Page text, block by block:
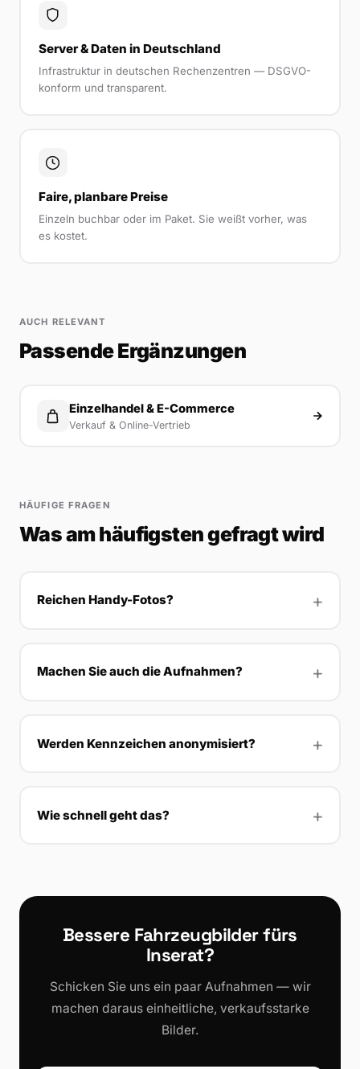
Server & Daten in Deutschland
Infrastruktur in deutschen Rechenzentren — DSGVO-
konform und transparent.
Faire, planbare Preise
Einzeln buchbar oder im Paket. Sie weißt vorher, was
es kostet.
AUCH RELEVANT
Passende Ergänzungen
Einzelhandel & E-Commerce
Verkauf & Online-Vertrieb
HÄUFIGE FRAGEN
Was am häufigsten gefragt wird
Reichen Handy-Fotos?
Machen Sie auch die Aufnahmen?
Werden Kennzeichen anonymisiert?
Wie schnell geht das?
Bessere Fahrzeugbilder fürs
Inserat?
Schicken Sie uns ein paar Aufnahmen — wir
machen daraus einheitliche, verkaufsstarke
Bilder.